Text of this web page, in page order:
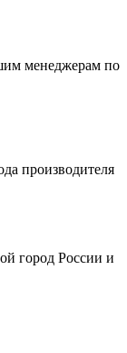
менеджерам по
производителя
город России и